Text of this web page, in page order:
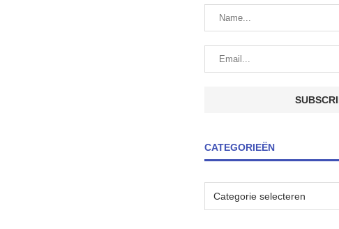
CATEGORIEËN